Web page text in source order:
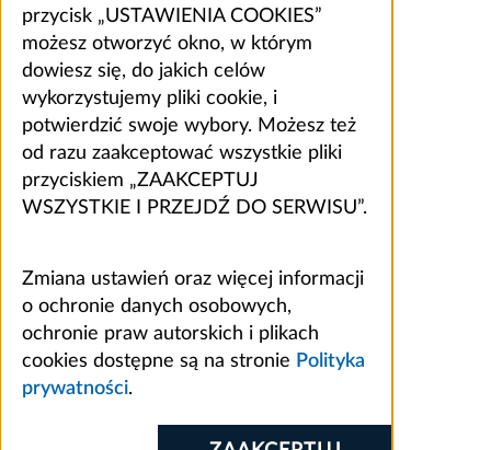
przycisk „USTAWIENIA COOKIES”
możesz otworzyć okno, w którym
dowiesz się, do jakich celów
wykorzystujemy pliki cookie, i
potwierdzić swoje wybory. Możesz też
od razu zaakceptować wszystkie pliki
przyciskiem „ZAAKCEPTUJ
WSZYSTKIE I PRZEJDŹ DO SERWISU”.
Zmiana ustawień oraz więcej informacji
o ochronie danych osobowych,
ochronie praw autorskich i plikach
cookies dostępne są na stronie Polityka
prywatności.